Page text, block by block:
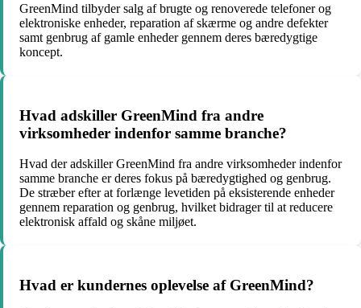
GreenMind tilbyder salg af brugte og renoverede telefoner og
elektroniske enheder, reparation af skærme og andre defekter
samt genbrug af gamle enheder gennem deres bæredygtige
koncept.
Hvad adskiller GreenMind fra andre
virksomheder indenfor samme branche?
Hvad der adskiller GreenMind fra andre virksomheder indenfor
samme branche er deres fokus på bæredygtighed og genbrug.
De stræber efter at forlænge levetiden på eksisterende enheder
gennem reparation og genbrug, hvilket bidrager til at reducere
elektronisk affald og skåne miljøet.
Hvad er kundernes oplevelse af GreenMind?